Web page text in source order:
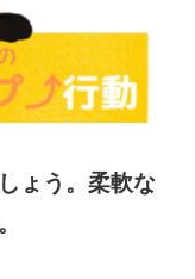
ょう。柔軟な